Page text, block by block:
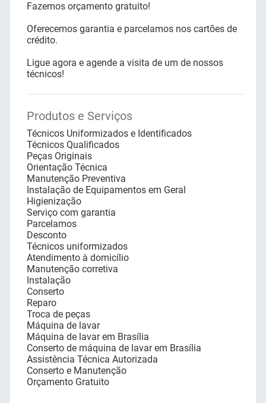
Fazemos orçamento gratuito!
Oferecemos garantia e parcelamos nos cartões de
crédito.
Ligue agora e agende a visita de um de nossos
técnicos!
Produtos e Serviços
Técnicos Uniformizados e Identificados
Técnicos Qualificados
Peças Originais
Orientação Técnica
Manutenção Preventiva
Instalação de Equipamentos em Geral
Higienização
Serviço com garantia
Parcelamos
Desconto
Técnicos uniformizados
Atendimento à domicílio
Manutenção corretiva
Instalação
Conserto
Reparo
Troca de peças
Máquina de lavar
Máquina de lavar em Brasília
Conserto de máquina de lavar em Brasília
Assistência Técnica Autorizada
Conserto e Manutenção
Orçamento Gratuito